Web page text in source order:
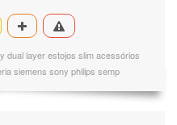
dual layer estojos slim acessórios
siemens sony philips semp